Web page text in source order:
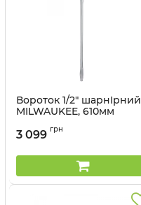
Вороток 1/2" шарнІрний
MILWAUKEE, 610мм
3 099 грн